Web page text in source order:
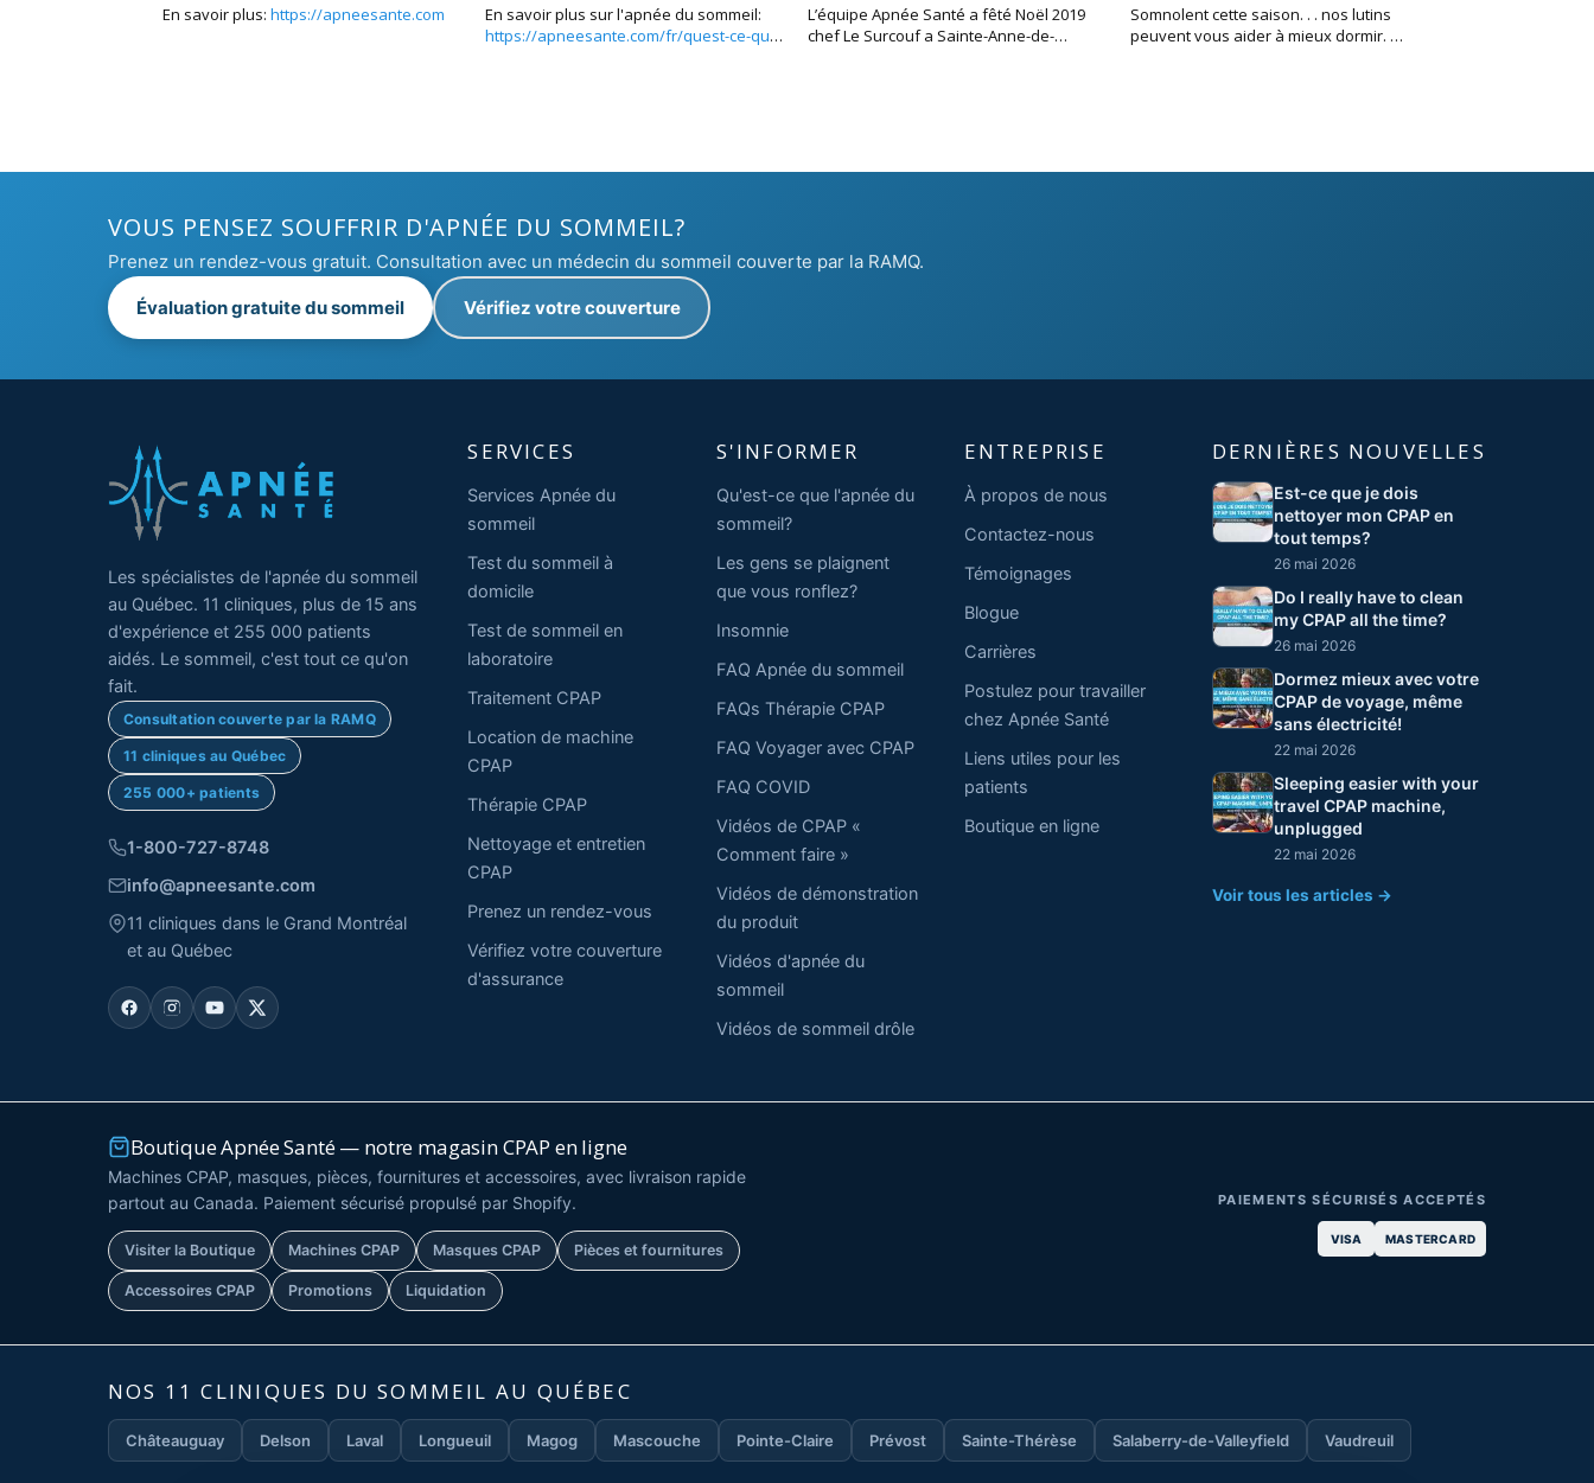
En savoir plus:https://apneesante.com
En savoir plus sur l'apnée du sommeil:
https://apneesante.com/fr/quest-ce-que-
L’équipe Apnée Santé a fêté Noël 2019
chef Le Surcouf a Sainte-Anne-de-
Somnolent cette saison. . . nos lutins
peuvent vous aider à mieux dormir.
VOUS PENSEZ SOUFFRIR D'APNÉE DU SOMMEIL?
Prenez un rendez-vous gratuit. Consultation avec un médecin du sommeil couverte par la RAMQ.
Évaluation gratuite du sommeil Vérifiez votre couverture
Les spécialistes de l'apnée du sommeil
au Québec. 11 cliniques, plus de 15 ans
d'expérience et 255 000 patients
aidés. Le sommeil, c'est tout ce qu'on
fait.
Consultation couverte par la RAMQ
11 cliniques au Québec
255 000+ patients
1-800-727-8748
info@apneesante.com
11 cliniques dans le Grand Montréal
et au Québec
SERVICES
Services Apnée du
sommeil
Test du sommeil à
domicile
Test de sommeil en
laboratoire
Traitement CPAP
Location de machine
CPAP
Thérapie CPAP
Nettoyage et entretien
CPAP
Prenez un rendez-vous
Vérifiez votre couverture
d'assurance
S'INFORMER
Qu'est-ce que l'apnée du
sommeil?
Les gens se plaignent
que vous ronflez?
Insomnie
FAQ Apnée du sommeil
FAQs Thérapie CPAP
FAQ Voyager avec CPAP
FAQ COVID
Vidéos de CPAP «
Comment faire »
Vidéos de démonstration
du produit
Vidéos d'apnée du
sommeil
Vidéos de sommeil drôle
ENTREPRISE
À propos de nous
Contactez-nous
Témoignages
Blogue
Carrières
Postulez pour travailler
chez Apnée Santé
Liens utiles pour les
patients
Boutique en ligne
DERNIÈRES NOUVELLES
Est-ce que je dois
nettoyer mon CPAP en
tout temps?
26 mai 2026
Do I really have to clean
my CPAP all the time?
26 mai 2026
Dormez mieux avec votre
CPAP de voyage, même
sans électricité!
22 mai 2026
Sleeping easier with your
travel CPAP machine,
unplugged
22 mai 2026
Voir tous les articles →
Boutique Apnée Santé — notre magasin CPAP en ligne
Machines CPAP, masques, pièces, fournitures et accessoires, avec livraison rapide
partout au Canada. Paiement sécurisé propulsé par Shopify.
Visiter la Boutique Machines CPAP Masques CPAP Pièces et fournitures
Accessoires CPAP Promotions Liquidation
PAIEMENTS SÉCURISÉS ACCEPTÉS
VISA MASTERCARD
NOS 11 CLINIQUES DU SOMMEIL AU QUÉBEC
Châteauguay Delson Laval Longueuil Magog Mascouche Pointe-Claire Prévost Sainte-Thérèse Salaberry-de-Valleyfield Vaudreuil